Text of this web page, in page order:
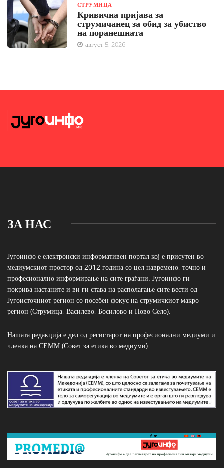
СТРУМИЦА
Кривична пријава за
струмичанец за обид за убиство
на поранешната
август 5, 2026
ЗА НАС
Југоинфо е електронски информативен портал кој е присутен во
медиумскиот простор од 2012 година со цел навремено, точно и
професионално информирање на сите граѓани. Југоинфо ги
покрива настаните и ви ги става на располагање сите вести од
Југоисточниот регион со посебен фокус на струмичкиот макро
регион (Струмица, Василево, Босилово и Ново Село).
Нашата редакција е дел од регистарот на професионални медиуми и
членка на СЕММ (Совет за етика во медиуми)